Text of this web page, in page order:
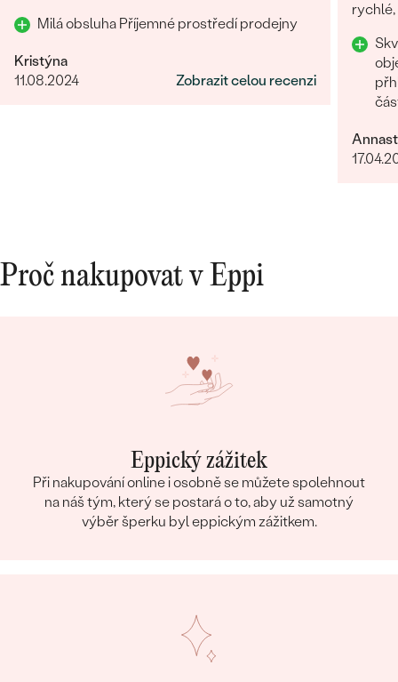
Milá obsluha Příjemné prostředí prodejny
Kristýna
11.08.2024
Zobrazit celou recenzi
rychlé,
Proč nakupovat v Eppi
Eppický zážitek
Při nakupování online i osobně se můžete spolehnout
na náš tým, který se postará o to, aby už samotný
výběr šperku byl eppickým zážitkem.